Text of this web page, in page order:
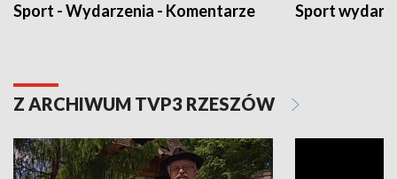
Sport - Wydarzenia - Komentarze Sport
Z ARCHIWUM TVP3 RZESZÓW